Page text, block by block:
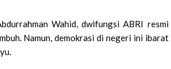
Wahid, dwifungsi ABRI resmi
Namun, demokrasi di negeri ini ibarat